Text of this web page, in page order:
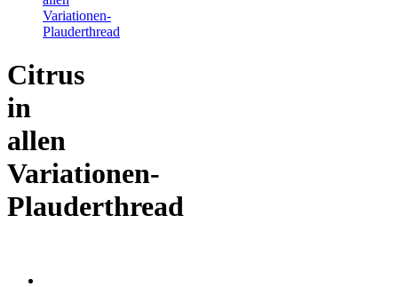
Variationen-
Plauderthread
Citrus
in
allen
Variationen-
Plauderthread